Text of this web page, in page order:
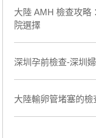
大陸 AMH 檢查攻略
院選擇
深圳孕前檢查-深圳
大陸輸卵管堵塞的